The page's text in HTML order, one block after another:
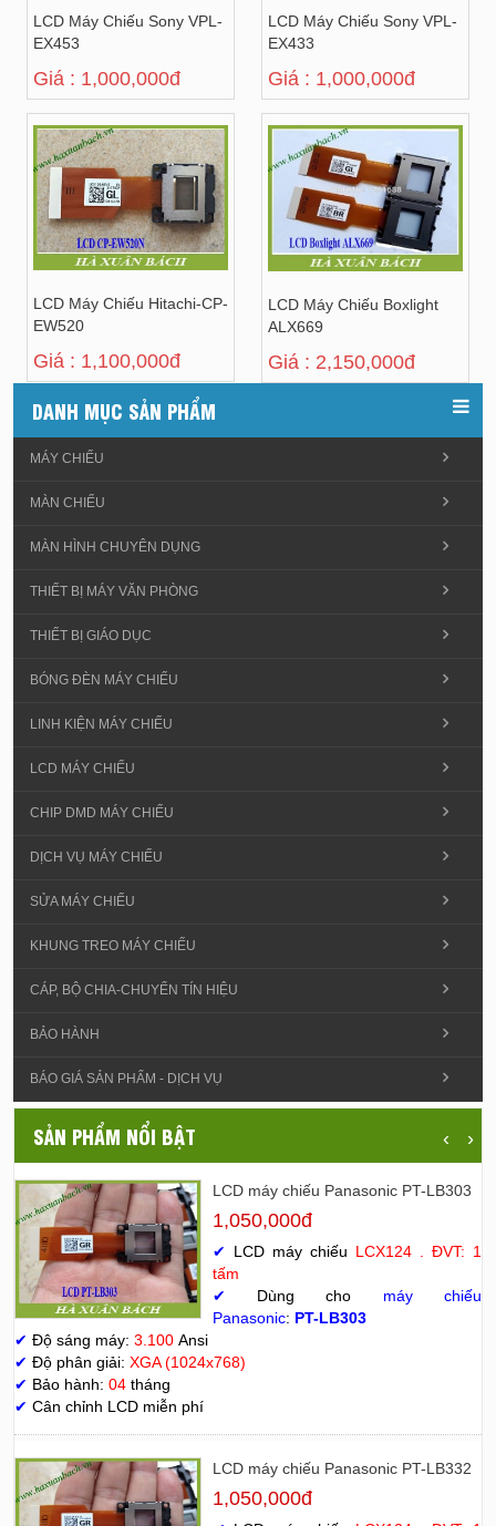
LCD Máy Chiếu Sony VPL-
EX453
Giá : 1,000,000đ
LCD Máy Chiếu Sony VPL-
EX433
Giá : 1,000,000đ
LCD Máy Chiếu Hitachi-CP-
EW520
Giá : 1,100,000đ
LCD Máy Chiếu Boxlight
ALX669
Giá : 2,150,000đ
DANH MỤC SẢN PHẨM
MÁY CHIẾU
MÀN CHIẾU
MÀN HÌNH CHUYÊN DỤNG
THIẾT BỊ MÁY VĂN PHÒNG
THIẾT BỊ GIÁO DỤC
BÓNG ĐÈN MÁY CHIẾU
LINH KIỆN MÁY CHIẾU
LCD MÁY CHIẾU
CHIP DMD MÁY CHIẾU
DỊCH VỤ MÁY CHIẾU
SỬA MÁY CHIẾU
KHUNG TREO MÁY CHIẾU
CÁP, BỘ CHIA-CHUYỂN TÍN HIỆU
BẢO HÀNH
BÁO GIÁ SẢN PHẨM - DỊCH VỤ
SẢN PHẨM NỔI BẬT ‹ ›
LCD máy chiếu Panasonic PT-LB303
1,050,000đ
✔ LCD máy chiếu LCX124 . ĐVT: 1
tấm
✔
Dùng cho máy chiếu
Panasonic: PT-LB303
✔ Độ sáng máy: 3.100 Ansi
✔ Độ phân giải: XGA (1024x768)
✔ Bảo hành: 04 tháng
✔ Cân chỉnh LCD miễn phí
LCD máy chiếu Panasonic PT-LB332
1,050,000đ